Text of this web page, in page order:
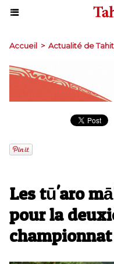
Accueil > Actualité de
Les tū'aro
pour la